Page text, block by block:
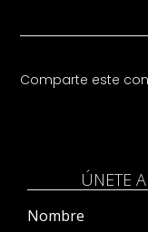
Comparte este
ÚNETE
Nombre